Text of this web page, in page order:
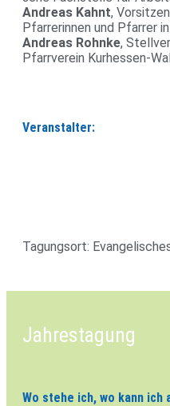
Andreas Kahnt,
Pfar­re­rinnen und Pfarrer
Andreas Rohnke,
Pfarr­verein Kur­hessen-
Veranstalter:
Tagungsort:
Jahrestagung
Wo stehe ich, wo kann